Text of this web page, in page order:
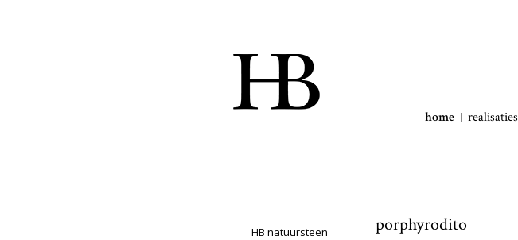
home realisaties
HB natuursteen porphyrodito